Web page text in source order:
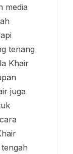
media
tenang
Khair
juga